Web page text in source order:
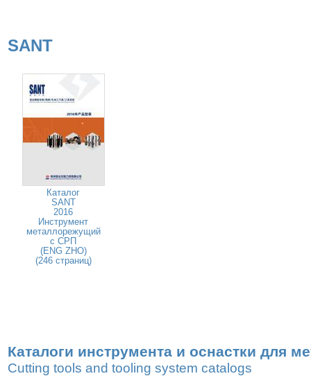
SANT
Каталог
SANT
2016
Инструмент
металлорежущий
с СРП
(ENG ZHO)
(246 страниц)
Каталоги инструмента и оснастки для
Cutting tools and tooling system catalogs